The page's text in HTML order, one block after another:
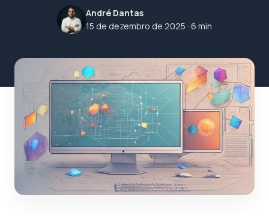
André Dantas
15 de dezembro de 2025 · 6 min